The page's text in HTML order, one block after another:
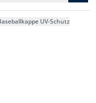
UV-Schutz